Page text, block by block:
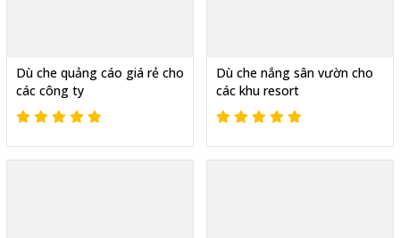
Dù che quảng cáo giá rẻ cho
các công ty
Dù che nắng sân vườn cho
các khu resort